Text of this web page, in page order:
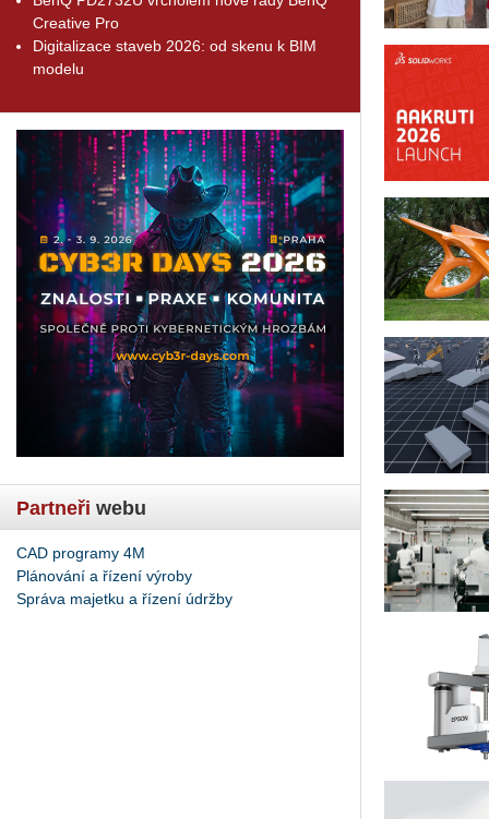
Creative Pro
Digitalizace staveb 2026: od skenu k BIM
modelu
Partneři webu
CAD programy 4M
Plánování a řízení výroby
Správa majetku a řízení údržby